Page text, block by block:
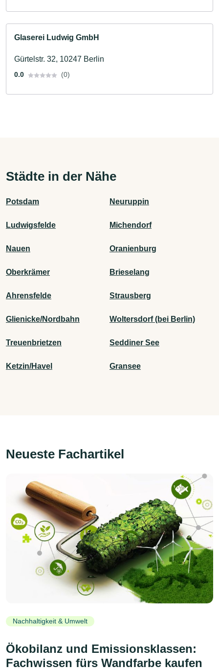
Glaserei Ludwig GmbH
Gürtelstr. 32, 10247 Berlin
0.0 (0)
Städte in der Nähe
Potsdam Neuruppin
Ludwigsfelde Michendorf
Nauen Oranienburg
Oberkrämer Brieselang
Ahrensfelde Strausberg
Glienicke/Nordbahn Woltersdorf (bei Berlin)
Treuenbrietzen Seddiner See
Ketzin/Havel Gransee
Neueste Fachartikel
Nachhaltigkeit & Umwelt
Ökobilanz und Emissionsklassen:
Fachwissen fürs Wandfarbe kaufen